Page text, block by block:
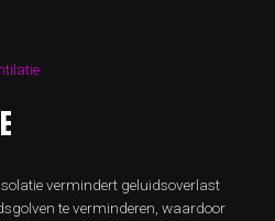
vermindert geluidsoverlast
te verminderen, waardoor